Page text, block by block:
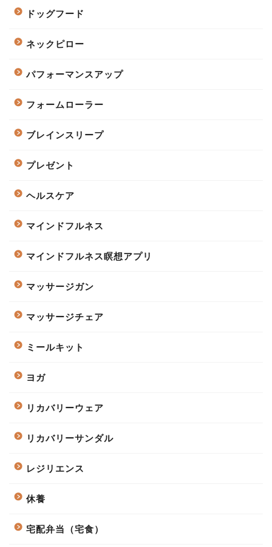
ドッグフード
ネックピロー
パフォーマンスアップ
フォームローラー
ブレインスリープ
プレゼント
ヘルスケア
マインドフルネス
マインドフルネス瞑想アプリ
マッサージガン
マッサージチェア
ミールキット
ヨガ
リカバリーウェア
リカバリーサンダル
レジリエンス
休養
宅配弁当（宅食）